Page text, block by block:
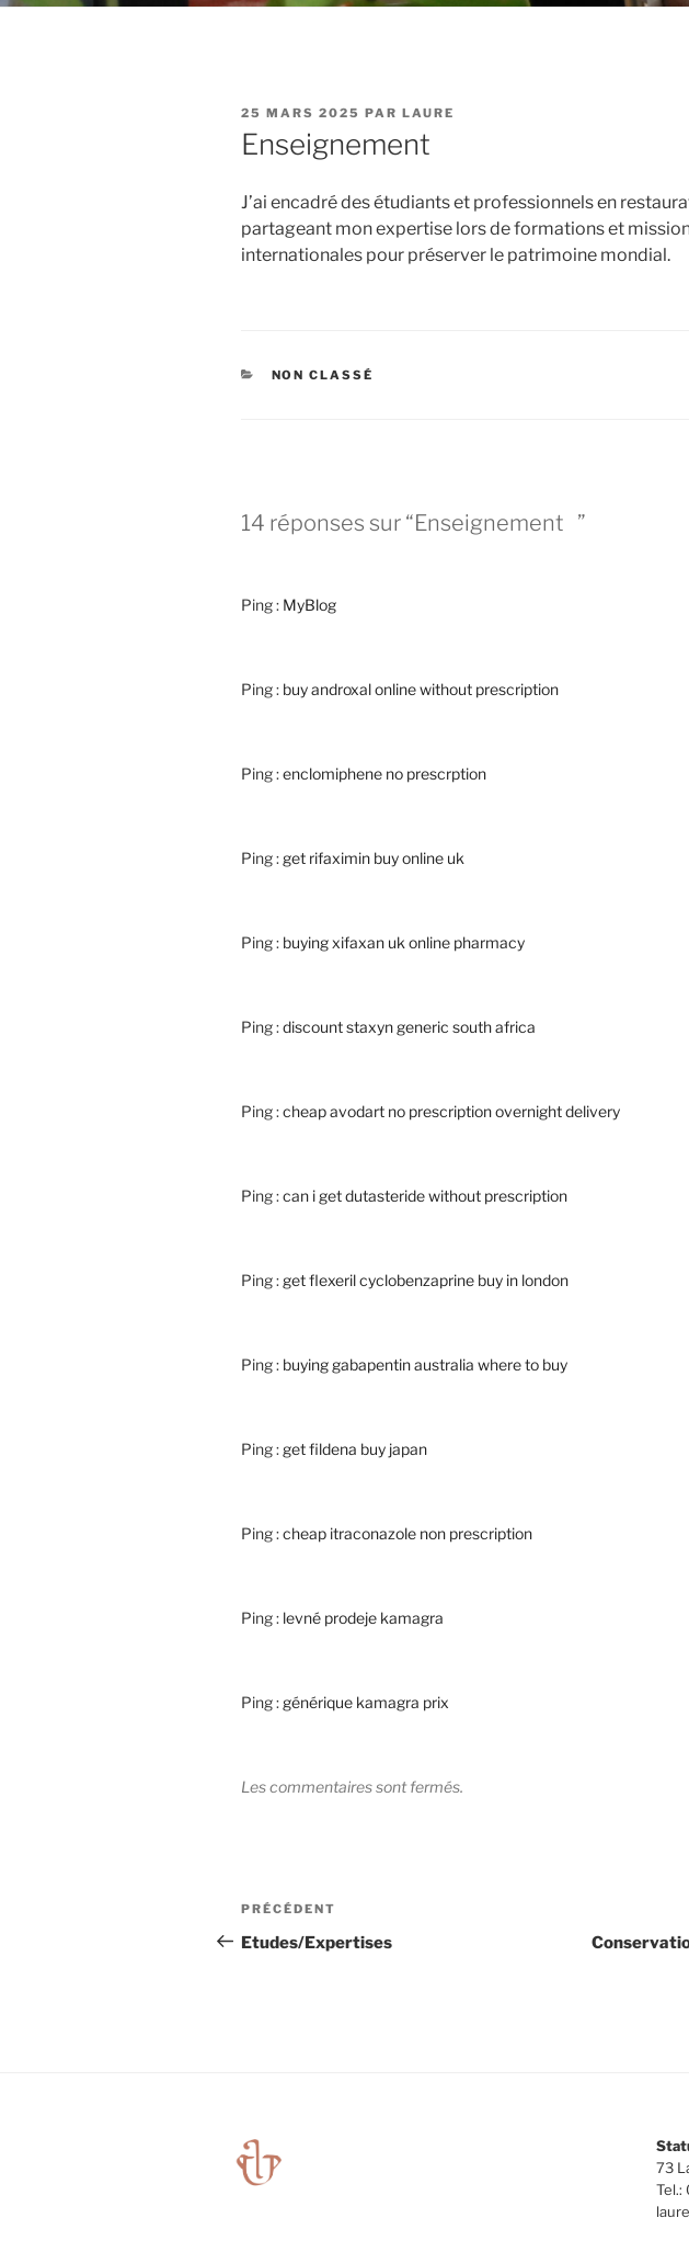
PUBLIÉ
LE
25 MARS 2025 PAR LAURE
Enseignement
J’ai encadré des étudiants et professionnels en
partageant mon expertise lors de formations et
internationales pour préserver le patrimoine mondial.
CATÉGORIES
NON CLASSÉ
14 réponses sur “Enseignement ”
Ping : MyBlog
Ping : buy androxal online without prescription
Ping :enclomiphene no prescrption
Ping : get rifaximin buy online uk
Ping : buying xifaxan uk online pharmacy
Ping :discount staxyn generic south africa
Ping :cheap avodart no prescription overnight delivery
Ping :can i get dutasteride without prescription
Ping : get flexeril cyclobenzaprine buy in london
Ping : buying gabapentin australia where to buy
Ping : get fildena buy japan
Ping :cheap itraconazole non prescription
Ping : levné prodeje kamagra
Ping : générique kamagra prix
Les commentaires sont fermés.
Navigation
de
Article
précédent
PRÉCÉDENT
Etudes/Expertises
73
Tel.: